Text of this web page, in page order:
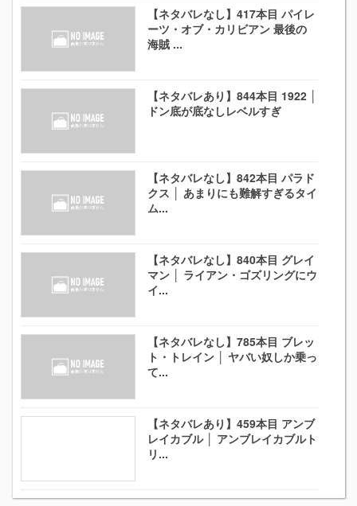
【ネタバレなし】417本目 パイレ
ーツ・オブ・カリビアン 最後の
海賊 ...
【ネタバレあり】844本目 1922 │
ドン底が底なしレベルすぎ
【ネタバレなし】842本目 パラド
クス │ あまりにも難解すぎるタイ
ム...
【ネタバレなし】840本目 グレイ
マン │ ライアン・ゴズリングにウ
イ...
【ネタバレなし】785本目 ブレッ
ト・トレイン │ ヤバい奴しか乗っ
て...
【ネタバレあり】459本目 アンブ
レイカブル │ アンブレイカブルト
リ...